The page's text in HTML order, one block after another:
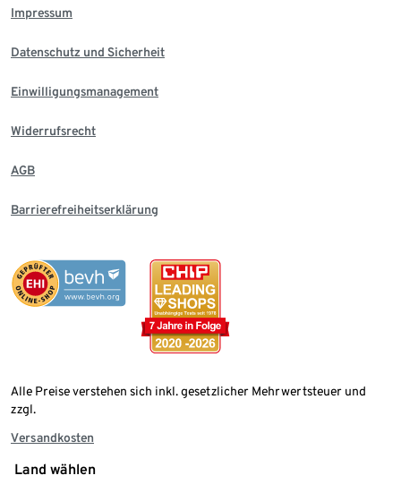
Impressum
Datenschutz und Sicherheit
Einwilligungsmanagement
Widerrufsrecht
AGB
Barrierefreiheitserklärung
Alle Preise verstehen sich inkl. gesetzlicher Mehrwertsteuer und
zzgl.
Versandkosten
Land wählen